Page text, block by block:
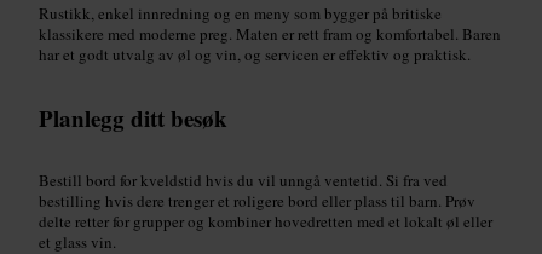
Rustikk, enkel innredning og en meny som bygger på britiske
klassikere med moderne preg. Maten er rett fram og komfortabel. Baren
har et godt utvalg av øl og vin, og servicen er effektiv og praktisk.
Planlegg ditt besøk
Bestill bord for kveldstid hvis du vil unngå ventetid. Si fra ved
bestilling hvis dere trenger et roligere bord eller plass til barn. Prøv
delte retter for grupper og kombiner hovedretten med et lokalt øl eller
et glass vin.